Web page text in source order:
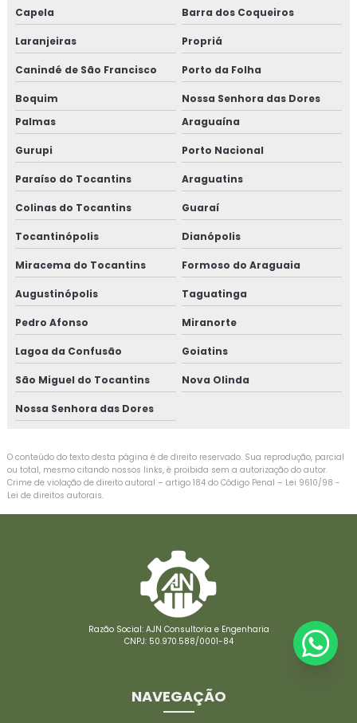
Capela Barra dos Coqueiros
Laranjeiras Propriá
Canindé de São Francisco Porto da Folha
Boquim
Nossa Senhora das Dores
Palmas
Araguaína
Gurupi Porto Nacional
Paraíso do Tocantins Araguatins
Colinas do Tocantins Guaraí
Tocantinópolis Dianópolis
Miracema do Tocantins Formoso do Araguaia
Augustinópolis Taguatinga
Pedro Afonso Miranorte
Lagoa da Confusão Goiatins
São Miguel do Tocantins Nova Olinda
Nossa Senhora das Dores
O conteúdo do texto desta página é de direito reservado. Sua reprodução, parcial
ou total, mesmo citando nossos links, é proibida sem a autorização do autor.
Crime de violação de direito autoral – artigo 184 do Código Penal – Lei 9610/98 -
Lei de direitos autorais.
Razão Social: AJN Consultoria e Engenharia
CNPJ: 50.970.588/0001-84
NAVEGAÇÃO